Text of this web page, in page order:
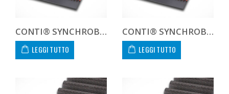
CONTI® SYNCHROBELT 560XH300
LEGGI TUTTO
CONTI® SYNCHROBELT 570H300
LEGGI TUTTO